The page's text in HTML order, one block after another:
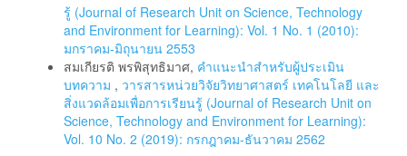
รู้ (Journal of Research Unit on Science, Technology
and Environment for Learning): Vol. 1 No. 1 (2010):
มกราคม-มิถุนายน 2553
สมเกียรติ พรพิสุทธิมาศ, คำแนะนำสำหรับผู้ประเมิน
บทความ , วารสารหน่วยวิจัยวิทยาศาสตร์ เทคโนโลยี และ
สิ่งแวดล้อมเพื่อการเรียนรู้ (Journal of Research Unit on
Science, Technology and Environment for Learning):
Vol. 10 No. 2 (2019): กรกฎาคม-ธันวาคม 2562